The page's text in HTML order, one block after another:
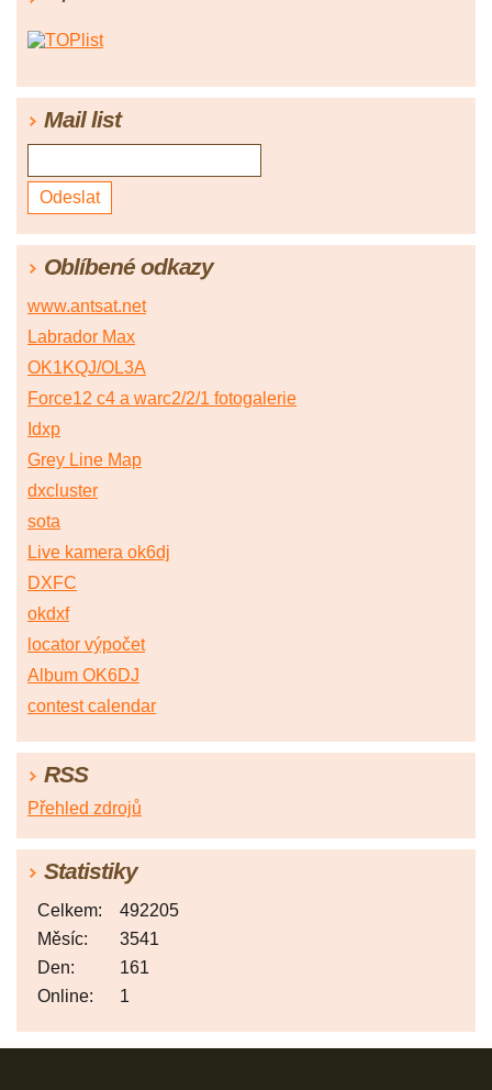
Mail list
Oblíbené odkazy
www.antsat.net
Labrador Max
OK1KQJ/OL3A
Force12 c4 a warc2/2/1 fotogalerie
Idxp
Grey Line Map
dxcluster
sota
Live kamera ok6dj
DXFC
okdxf
locator výpočet
Album OK6DJ
contest calendar
RSS
Přehled zdrojů
Statistiky
Online: 1
Celkem:
492205
Měsíc:
3541
Den:
161